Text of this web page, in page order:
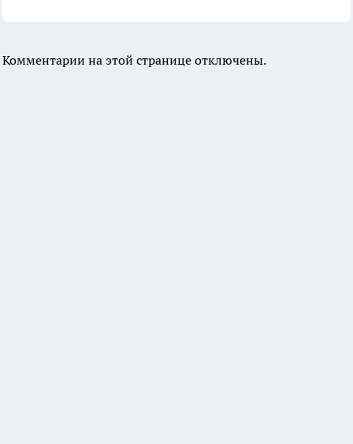
Комментарии на этой странице отключены.